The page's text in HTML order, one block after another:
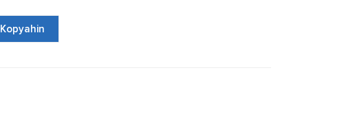
Kopyahin